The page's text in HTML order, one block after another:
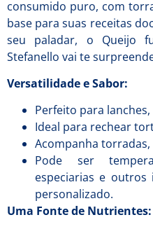
consumido puro, com
base para suas receitas
seu paladar, o Queijo
Stefanello vai te
Versatilidade e Sabor:
Perfeito para
Ideal para rechear
Acompanha
Pode ser
especiarias e
personalizado.
Uma Fonte de Nutrientes: